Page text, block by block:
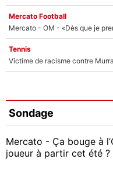
Mercato Football
Tennis
Sondage
Mercato - Ça bouge à
joueur à partir cet été ?